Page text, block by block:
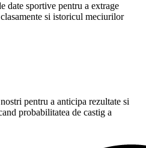
date sportive pentru a extrage
si istoricul meciurilor
pentru a anticipa rezultate si
probabilitatea de castig a